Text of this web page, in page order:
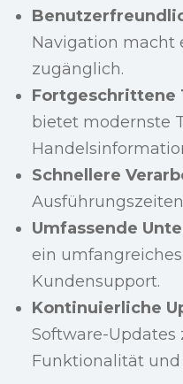
Navigation macht
zugänglich.
Fortgeschrittene
bietet modernste
Schnellere
Umfassende
ein
Kundensupport.
Kontinuierliche
Software-Updates
Funktionalität und